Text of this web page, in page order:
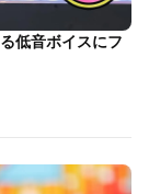
低音ボイスにフ